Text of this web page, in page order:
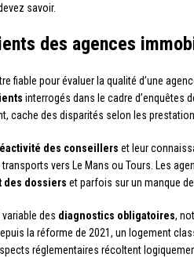
savoir.
des agences
fiable pour évaluer la qualité d’une
interrogés dans le cadre
cache des disparités selon les
des conseillers et leur
vers Le Mans ou Tours. Les
des dossiers et parfois sur un manque
des diagnostics obligatoires,
la réforme de 2021, un logement
réglementaires récoltent